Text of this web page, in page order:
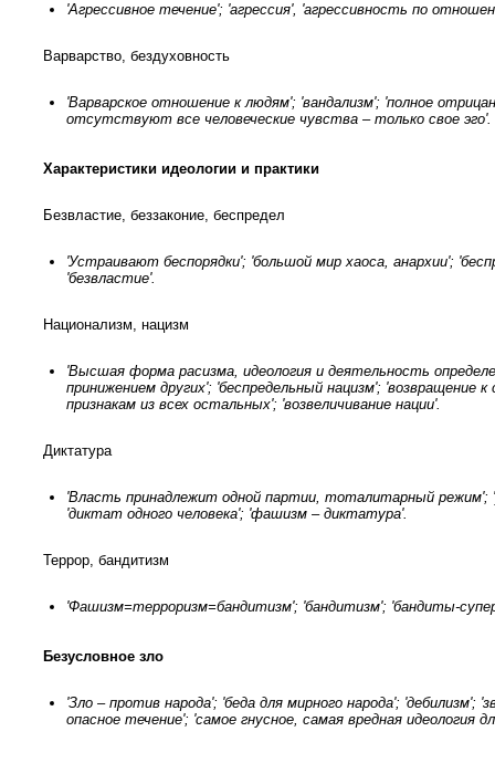
'Агрессивное течение'; 'агрессия', 'агрессивность по
Варварство, бездуховность
'Варварское отношение к людям'; 'вандализм'; 'полное
отсутствуют все человеческие чувства – только свое эго'.
Характеристики идеологии и практики
Безвластие, беззаконие, беспредел
'Устраивают беспорядки'; 'большой мир хаоса, анархии';
'безвластие'.
Национализм, нацизм
'Высшая форма расизма, идеология и деятельность
принижением других'; 'беспредельный нацизм'; 'возвращение
признакам из всех остальных'; 'возвеличивание нации'.
Диктатура
'Власть принадлежит одной партии, тоталитарный режим';
'диктат одного человека'; 'фашизм – диктатура'.
Террор, бандитизм
'Фашизм=терроризм=бандитизм'; 'бандитизм'; 'бандиты-
Безусловное зло
'Зло – против народа'; 'беда для мирного народа'; 'дебилизм';
опасное течение'; 'самое гнусное, самая вредная